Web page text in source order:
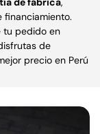
tu pedido en
de
precio en Perú